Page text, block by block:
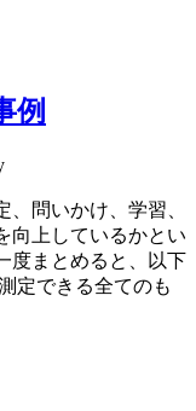
例
問いかけ、学習、
向上しているかとい
度まとめると、以下
定できる全てのも